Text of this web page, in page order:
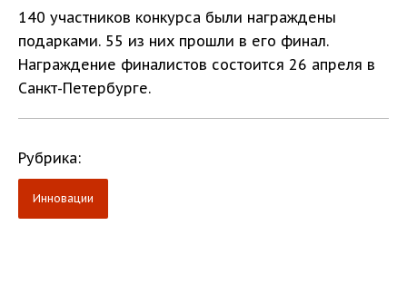
140 участников конкурса были награждены
подарками. 55 из них прошли в его финал.
Награждение финалистов состоится 26 апреля в
Санкт-Петербурге.
Рубрика:
Инновации